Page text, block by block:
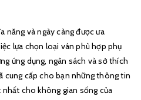
năng và ngày càng được ưa
lựa chọn loại ván phù hợp phụ
ứng dụng, ngân sách và sở thích
cung cấp cho bạn những thông tin
cho không gian sống của